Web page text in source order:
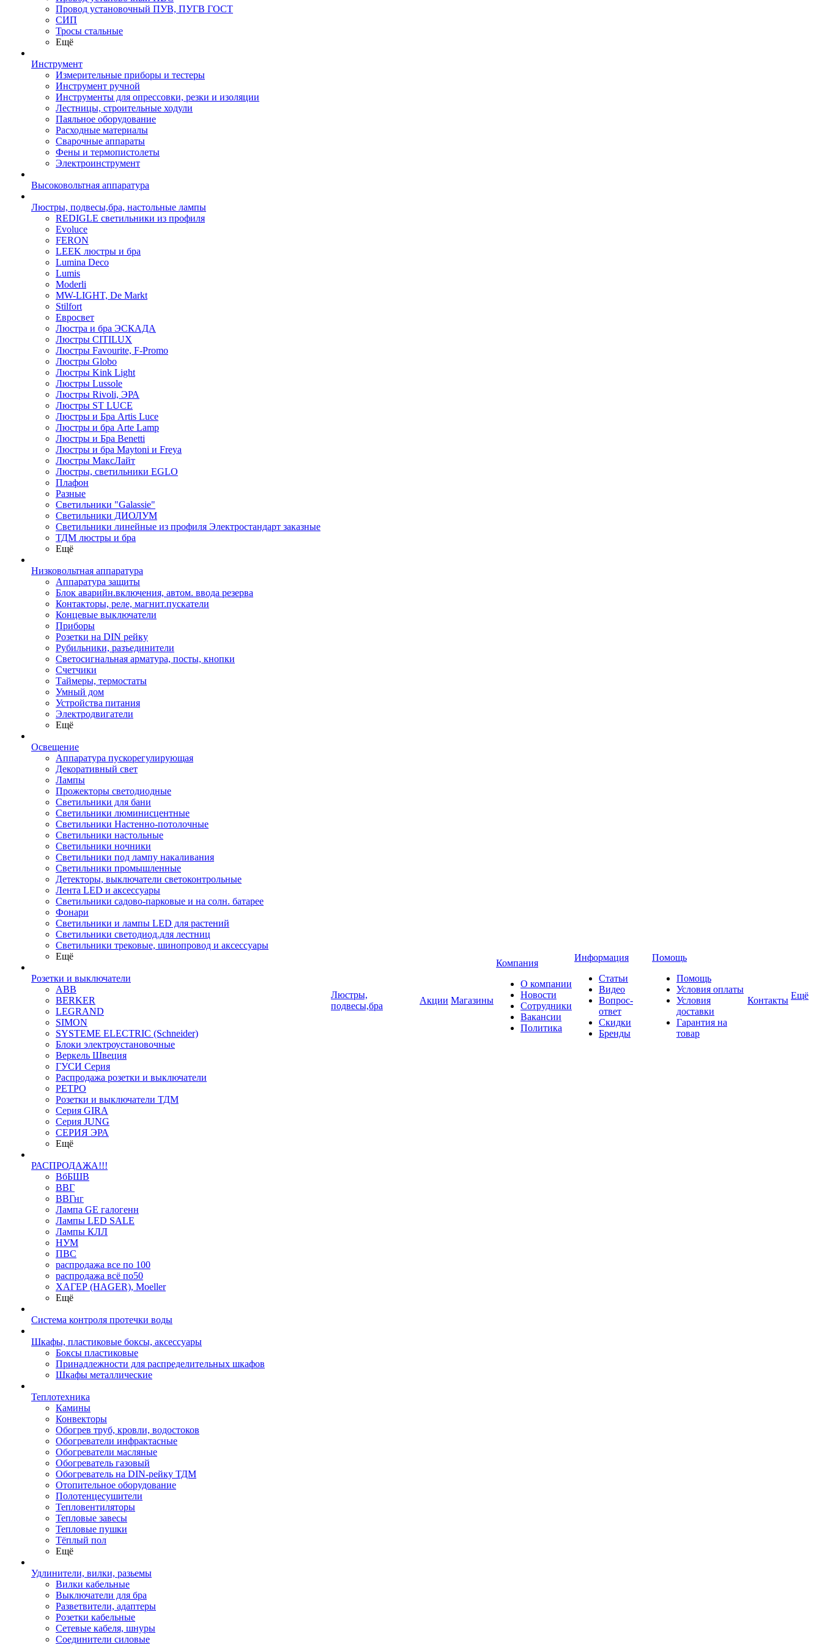
Провод установочный ПУВ, ПУГВ ГОСТ
СИП
Тросы стальные
Ещё
Инструмент
Измерительные приборы и тестеры
Инструмент ручной
Инструменты для опрессовки, резки и изоляции
Лестницы, строительные ходули
Паяльное оборудование
Расходные материалы
Сварочные аппараты
Фены и термопистолеты
Электроинструмент
Высоковольтная аппаратура
Люстры, подвесы,бра, настольные лампы
REDIGLE светильники из профиля
Evoluce
FERON
LEEK люстры и бра
Lumina Deco
Lumis
Moderli
MW-LIGHT, De Markt
Stilfort
Евросвет
Люстра и бра ЭСКАДА
Люстры CITILUX
Люстры Favourite, F-Promo
Люстры Globo
Люстры Kink Light
Люстры Lussole
Люстры Rivoli, ЭРА
Люстры ST LUCE
Люстры и Бра Artis Luce
Люстры и бра Arte Lamp
Люстры и Бра Benetti
Люстры и бра Maytoni и Freya
Люстры МаксЛайт
Люстры, светильники EGLO
Плафон
Разные
Светильники "Galassie"
Светильники ДИОЛУМ
Светильники линейные из профиля Электростандарт заказные
ТДМ люстры и бра
Ещё
Низковольтная аппаратура
Аппаратура защиты
Блок аварийн.включения, автом. ввода резерва
Контакторы, реле, магнит.пускатели
Концевые выключатели
Приборы
Розетки на DIN рейку
Рубильники, разъединители
Светосигнальная арматура, посты, кнопки
Счетчики
Таймеры, термостаты
Умный дом
Устройства питания
Электродвигатели
Ещё
Освещение
Аппаратура пускорегулирующая
Декоративный свет
Лампы
Прожекторы светодиодные
Светильники для бани
Светильники люминисцентные
Светильники Настенно-потолочные
Светильники настольные
Светильники ночники
Светильники под лампу накаливания
Светильники промышленные
Детекторы, выключатели светоконтрольные
Лента LED и аксессуары
Светильники садово-парковые и на солн. батарее
Фонари
Светильники и лампы LED для растений
Светильники светодиод.для лестниц
Светильники трековые, шинопровод и аксессуары
Ещё
Розетки и выключатели
ABB
BERKER
LEGRAND
SIMON
SYSTEME ELECTRIC (Schneider)
Блоки электроустановочные
Веркель Швеция
ГУСИ Серия
Распродажа розетки и выключатели
РЕТРО
Розетки и выключатели ТДМ
Серия GIRA
Серия JUNG
СЕРИЯ ЭРА
Ещё
РАСПРОДАЖА!!!
ВбБШВ
ВВГ
ВВГнг
Лампа GE галогенн
Лампы LED SALE
Лампы КЛЛ
НУМ
ПВС
распродажа все по 100
распродажа всё по50
ХАГЕР (HAGER), Moeller
Ещё
Система контроля протечки воды
Шкафы, пластиковые боксы, аксессуары
Боксы пластиковые
Принадлежности для распределительных шкафов
Шкафы металлические
Теплотехника
Камины
Конвекторы
Обогрев труб, кровли, водостоков
Обогреватели инфрактасные
Обогреватели масляные
Обогреватель газовый
Обогреватель на DIN-рейку ТДМ
Отопительное оборудование
Полотенцесушители
Тепловентиляторы
Тепловые завесы
Тепловые пушки
Тёплый пол
Ещё
Удлинители, вилки, разьемы
Вилки кабельные
Выключатели для бра
Разветвители, адаптеры
Розетки кабельные
Сетевые кабеля, шнуры
Соединители силовые
Люстры,
подвесы,бра
Акции Магазины
Компания
О компании
Новости
Сотрудники
Вакансии
Политика
Информация
Статьи
Видео
Вопрос-
ответ
Скидки
Бренды
Помощь
Помощь
Условия оплаты
Условия
доставки
Гарантия на
товар
Контакты Ещё